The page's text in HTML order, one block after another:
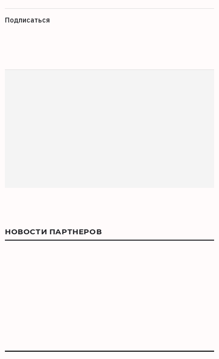
Подписаться
НОВОСТИ ПАРТНЕРОВ